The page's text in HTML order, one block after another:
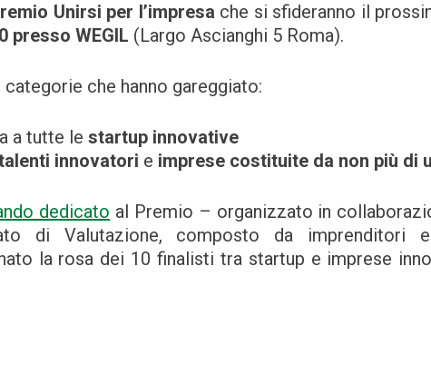
Unirsi per l’impresa che si sfideranno il
presso WEGIL (Largo Ascianghi 5 Roma).
categorie che hanno gareggiato:
a tutte le startup innovative
innovatori e imprese costituite da non più di
dedicato al Premio – organizzato in
di Valutazione, composto da imprenditori
la rosa dei 10 finalisti tra startup e imprese